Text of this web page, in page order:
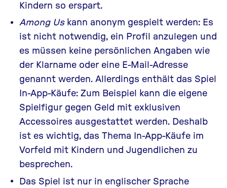
Kindern so erspart.
Among Uskann anonym gespielt werden: Es
ist nicht notwendig, ein Profil anzulegen und
es müssen keine persönlichen Angaben wie
der Klarname oder eine E-Mail-Adresse
genannt werden. Allerdings enthält das Spiel
In-App-Käufe: Zum Beispiel kann die eigene
Spielfigur gegen Geld mit exklusiven
Accessoires ausgestattet werden. Deshalb
ist es wichtig, das Thema In-App-Käufe im
Vorfeld mit Kindern und Jugendlichen zu
besprechen.
Das Spiel ist nur in englischer Sprache